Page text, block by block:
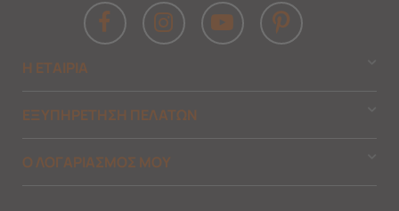
Η ΕΤΑΙΡΙΑ
ΕΞΥΠΗΡΕΤΗΣΗ ΠΕΛΑΤΩΝ
Ο ΛΟΓΑΡΙΑΣΜΟΣ ΜΟΥ